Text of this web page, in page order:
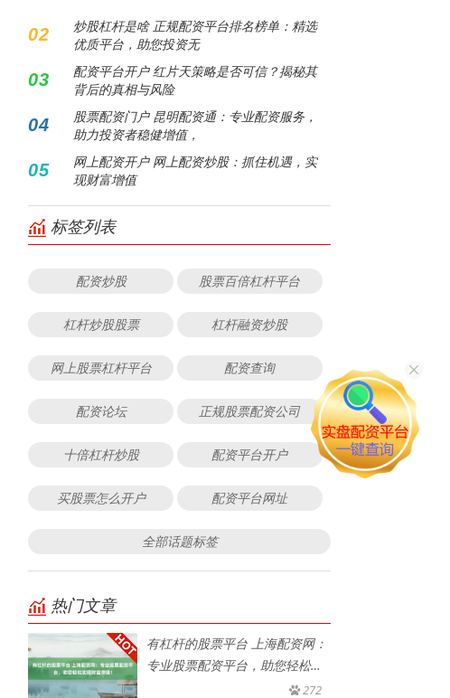
02
炒股杠杆是啥 正规配资平台排名榜单：精选
优质平台，助您投资无
03
配资平台开户 红片天策略是否可信？揭秘其
背后的真相与风险
04
股票配资门户 昆明配资通：专业配资服务，
助力投资者稳健增值，
05
网上配资开户 网上配资炒股：抓住机遇，实
现财富增值
标签列表
配资炒股 股票百倍杠杆平台
杠杆炒股股票 杠杆融资炒股
网上股票杠杆平台 配资查询
配资论坛 正规股票配资公司
十倍杠杆炒股 配资平台开户
买股票怎么开户 配资平台网址
全部话题标签
热门文章
有杠杆的股票平台 上海配资网：
专业股票配资平台，助您轻松实
272